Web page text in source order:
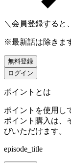
＼会員登録すると
※最新話は除きま
無料登録
ログイン
ポイントとは
ポイントを使用し
ポイント購入は、
びいただけます。
episode_title